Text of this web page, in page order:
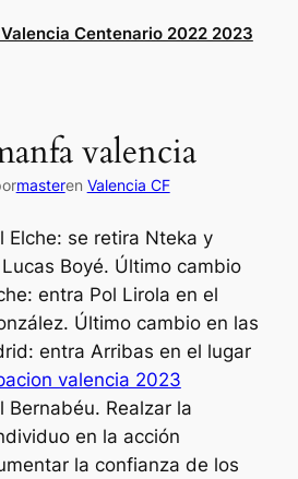
Centenario 2022 2023
valencia
masteren Valencia CF
Elche: se retira Nteka y
Boyé. Último cambio
entra Pol Lirola en el
Último cambio en las
entra Arribas en el lugar
valencia 2023
Bernabéu. Realzar la
en la acción
la confianza de los